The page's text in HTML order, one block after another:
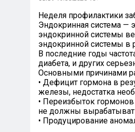
Неделя профилактики
Эндокринная система —
эндокринной системы
эндокринной системы в
В последние годы
диабета, и других
Основными причинами
• Дефицит гормона в
железы, недостатка
• Переизбыток
не должны
• Продуцирование